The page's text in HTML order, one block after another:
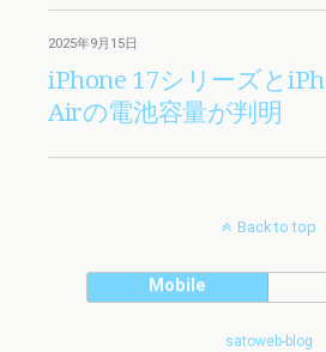
2025年9月15日
iPhone 17シリーズと
Airの電池容量が判明
Back to top
Mobile
satoweb-blog